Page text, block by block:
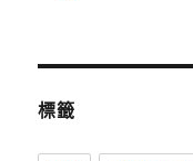
標籤